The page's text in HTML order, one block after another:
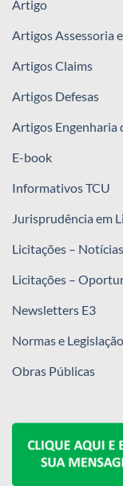
Artigo
Artigos Assessoria
Artigos Claims
Artigos Defesas
Artigos Engenharia
E-book
Informativos TCU
Jurisprudência em
Licitações – Notícias
Licitações –
Newsletters E3
Normas e
Obras Públicas